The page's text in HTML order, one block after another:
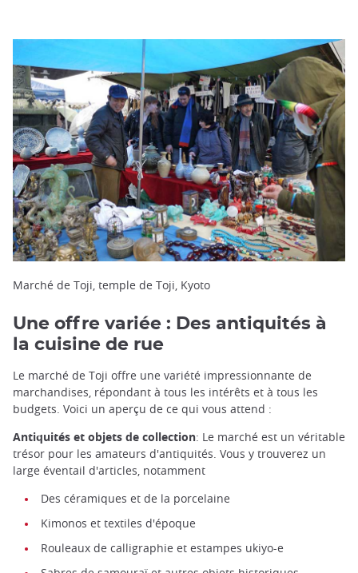
Marché de Toji, temple de Toji, Kyoto
Une offre variée : Des antiquités à
la cuisine de rue
Le marché de Toji offre une variété impressionnante de
marchandises, répondant à tous les intérêts et à tous les
budgets. Voici un aperçu de ce qui vous attend :
Antiquités et objets de collection: Le marché est un véritable
trésor pour les amateurs d'antiquités. Vous y trouverez un
large éventail d'articles, notamment
Des céramiques et de la porcelaine
Kimonos et textiles d'époque
Rouleaux de calligraphie et estampes ukiyo-e